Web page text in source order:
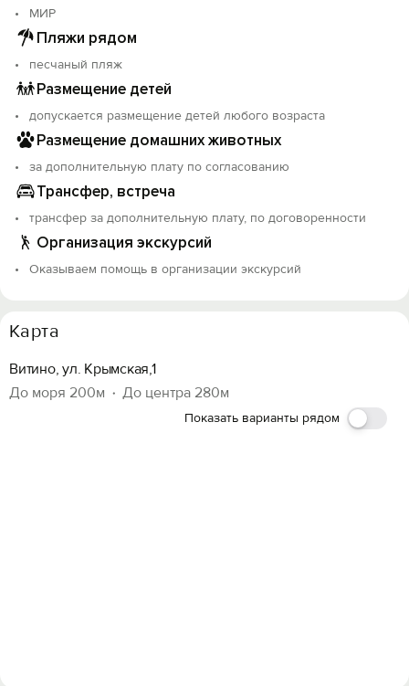
МИР
Пляжи рядом
песчаный пляж
Размещение детей
допускается размещение детей любого возраста
Размещение домашних животных
за дополнительную плату по согласованию
Трансфер, встреча
трансфер за дополнительную плату, по договоренности
Организация экскурсий
Оказываем помощь в организации экскурсий
Карта
Витино, ул. Крымская,1
До моря 200м
До центра 280м
Показать варианты рядом